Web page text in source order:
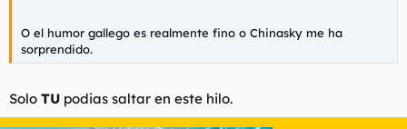
O el humor gallego es realmente fino o Chinasky me ha
sorprendido.
Solo TU podias saltar en este hilo.